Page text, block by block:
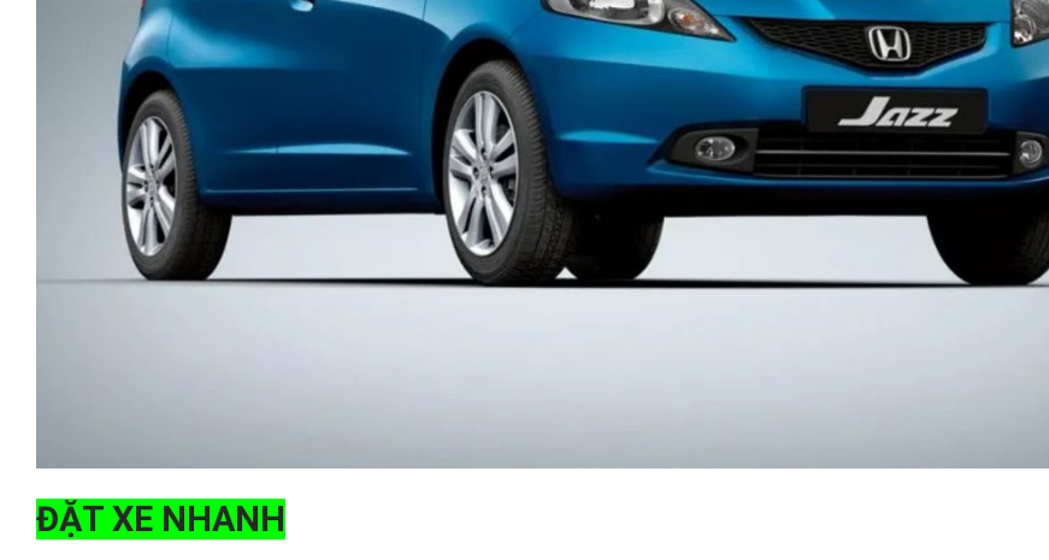
ĐẶT XE NHANH